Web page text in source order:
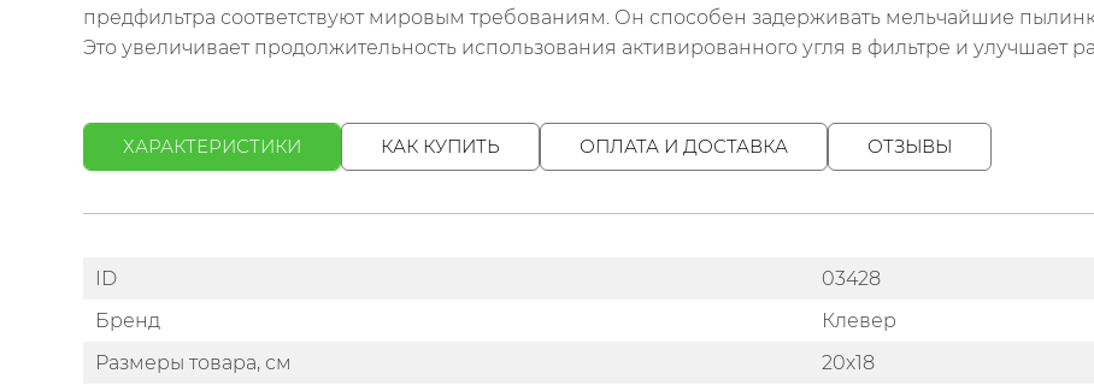
предфильтра соответствуют мировым требованиям. Он способен задерживать мельчайшие
Это увеличивает продолжительность использования активированного угля в фильтре и улучшает
ХАРАКТЕРИСТИКИ КАК КУПИТЬ ОПЛАТА И ДОСТАВКА ОТЗЫВЫ
ID
03428
Бренд
Клевер
Размеры товара, см
20х18